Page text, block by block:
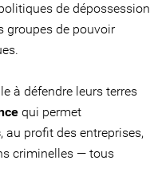
de dépossession
groupes de pouvoir
à défendre leurs terres
qui permet
, au profit des entreprises,
criminelles — tous